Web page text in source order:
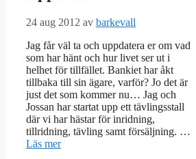
24 aug 2012 av barkevall
Jag får väl ta och uppdatera er om vad
som har hänt och hur livet ser ut i
helhet för tillfället. Bankiet har åkt
tillbaka till sin ägare, varför? Jo det är
just det som kommer nu… Jag och
Jossan har startat upp ett tävlingsstall
där vi har hästar för inridning,
tillridning, tävling samt försäljning. …
Läs mer